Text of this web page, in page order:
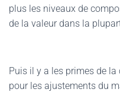
plus les niveaux de
de la valeur dans la
Puis il y a les primes de
pour les ajustements du